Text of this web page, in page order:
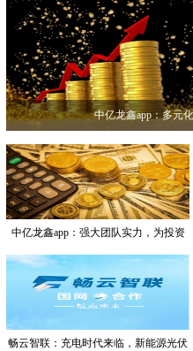
中亿龙鑫app：多元
中亿龙鑫app：强大团队实力，为投资
者提供专业服务
畅云智联：充电时代来临，新能源光伏